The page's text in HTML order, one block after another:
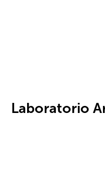
Laboratorio